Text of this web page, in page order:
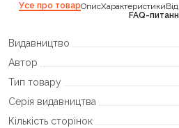
Усе про товарОписХарактеристики
FAQ-
Видавництво
Автор
Тип товару
Серія видавництва
Кількість сторінок